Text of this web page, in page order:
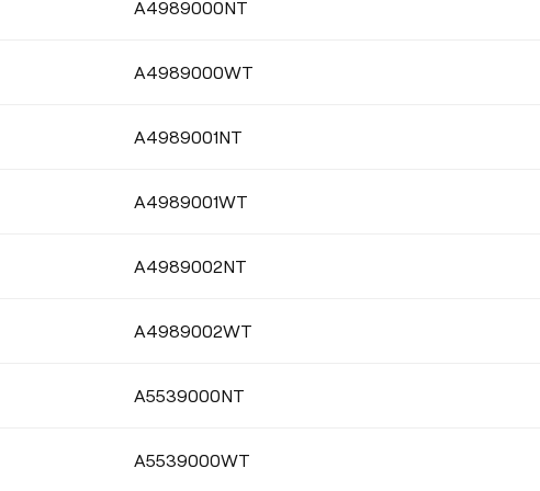
Sélectionner
A4989000NT
A4989000WT
A4989001NT
A4989001WT
A4989002NT
A4989002WT
A5539000NT
A5539000WT